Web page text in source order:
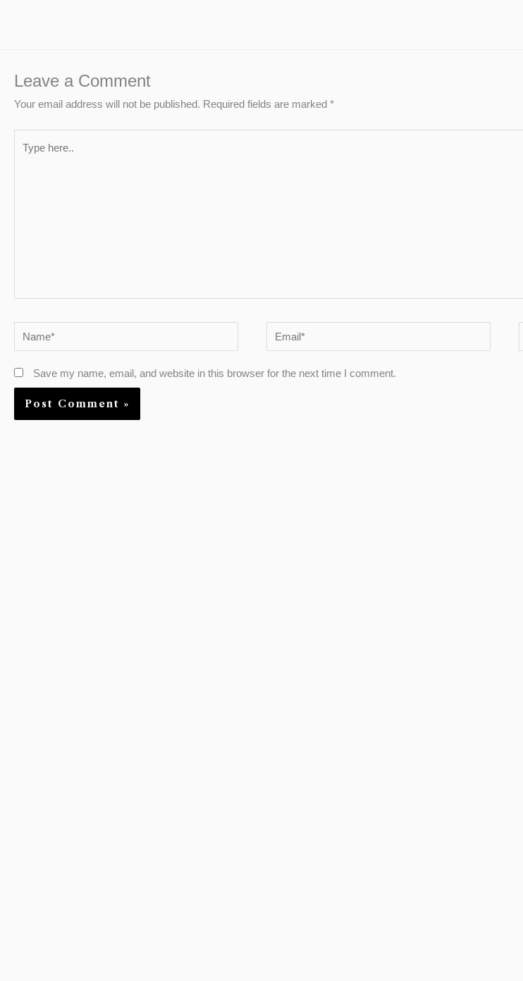
Leave a Comment
Your email address will not be published. Required fields are marked *
here..
Name* Email*
Save my name, email, and website in this browser for the next time I comment.